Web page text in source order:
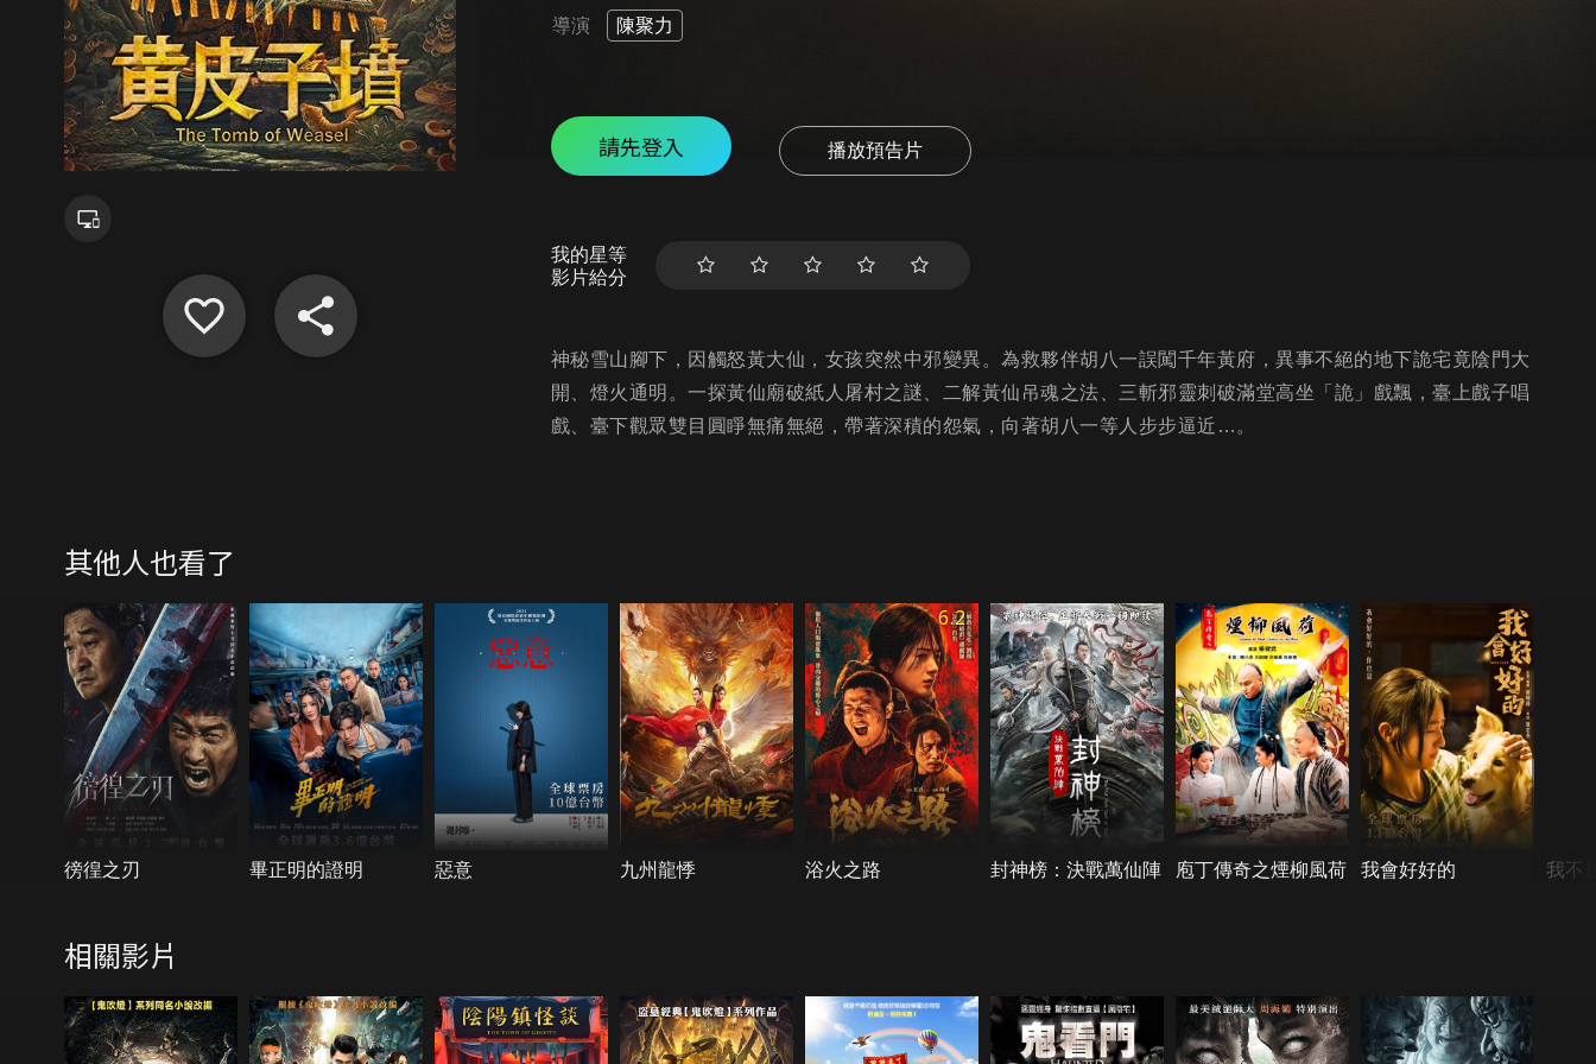
導演 陳聚力
請先登入 播放預告片
我的星等
影片給分
神秘雪山腳下，因觸怒黃大仙，女孩突然中邪變異。為救夥伴胡八一誤闖千年黃府，異事不絕的地下詭宅竟陰門大
開、燈火通明。一探黃仙廟破紙人屠村之謎、二解黃仙吊魂之法、三斬邪靈刺破滿堂高坐「詭」戲飄，臺上戲子唱
戲、臺下觀眾雙目圓睜無痛無絕，帶著深積的怨氣，向著胡八一等人步步逼近…。
其他人也看了
徬徨之刃 畢正明的證明 惡意 九州龍悸
6.2
浴火之路 封神榜：決戰萬仙陣 庖丁傳奇之煙柳風荷 我會好好的 我不
相關影片